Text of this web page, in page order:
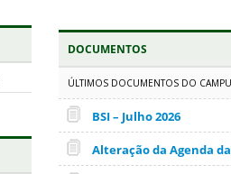
DOCUMENTOS
ÚLTIMOS DOCUMENTOS DO
BSI – Julho 2026
Alteração da Agenda